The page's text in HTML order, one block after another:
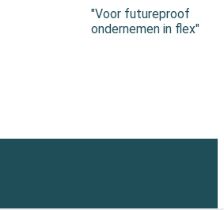
"Voor futureproof
ondernemen in flex"